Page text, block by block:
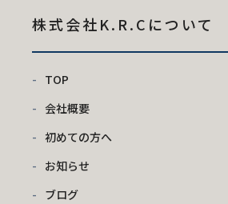
株式会社K.R.C について
TOP
会社概要
初めての方へ
お知らせ
ブログ